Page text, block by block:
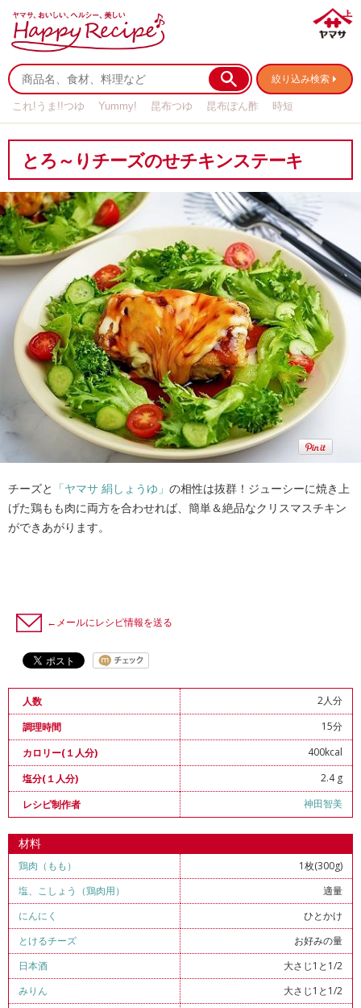
絞り込み検索
これ!うま!!つゆ Yummy! 昆布つゆ 昆布ぽん酢
時短
とろ～りチーズのせチキンステーキ
チーズと 「ヤマサ 絹しょうゆ」 の相性は抜群！ジューシーに焼き上
げた鶏もも肉に両方を合わせれば、簡単＆絶品なクリスマスチキン
ができあがります。
←メールにレシピ情報を送る
人数
2人分
調理時間
15分
カロリー(１人分)
400kcal
塩分(１人分)
2.4 g
レシピ制作者
神田智美
材料
鶏肉（もも）
1枚(300g)
塩、 こしょう（鶏肉用）
適量
にんにく
ひとかけ
とけるチーズ
お好みの量
日本酒
大さじ1と1/2
みりん
大さじ1と1/2